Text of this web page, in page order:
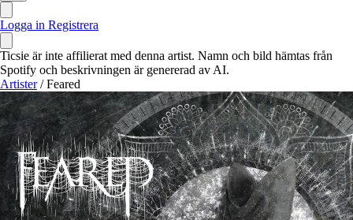
Logga in Registrera
Ticsie är inte affilierat med denna artist. Namn och bild hämtas från
Spotify och beskrivningen är genererad av AI.
Artister / Feared